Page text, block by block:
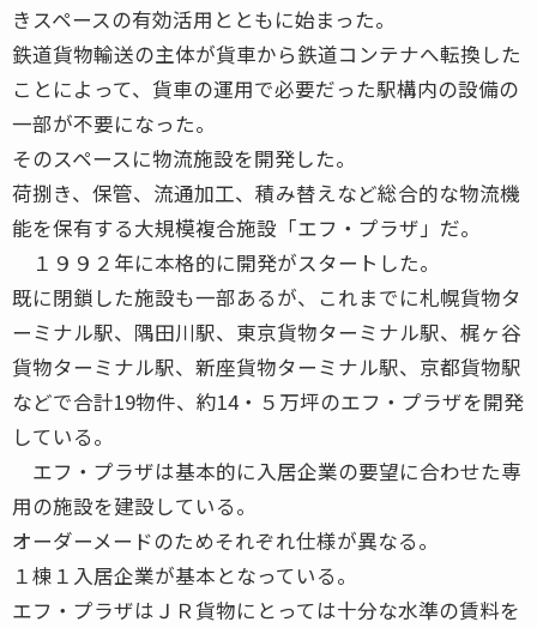
きスペースの有効活用とともに始まった。
鉄道貨物輸送の主体が貨車から鉄道コンテナへ転換した
ことによって、貨車の運用で必要だった駅構内の設備の
一部が不要になった。
そのスペースに物流施設を開発した。
荷捌き、保管、流通加工、積み替えなど総合的な物流機
能を保有する大規模複合施設「エフ・プラザ」だ。
１９９２年に本格的に開発がスタートした。
既に閉鎖した施設も一部あるが、これまでに札幌貨物タ
ーミナル駅、隅田川駅、東京貨物ターミナル駅、梶ヶ谷
貨物ターミナル駅、新座貨物ターミナル駅、京都貨物駅
などで合計19物件、約14・５万坪のエフ・プラザを開発
している。
エフ・プラザは基本的に入居企業の要望に合わせた専
用の施設を建設している。
オーダーメードのためそれぞれ仕様が異なる。
１棟１入居企業が基本となっている。
エフ・プラザはＪＲ貨物にとっては十分な水準の賃料を